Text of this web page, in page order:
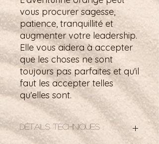
vous procurer sagesse,
patience, tranquillité et
augmenter votre leadership.
Elle vous aidera à accepter
que les choses ne sont
toujours pas parfaites et qu'il
faut les accepter telles
qu'elles sont.
Détails techniques :